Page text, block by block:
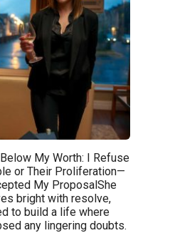
My Worth: I Refuse
or Their Proliferation—
My ProposalShe
bright with resolve,
to build a life where
any lingering doubts.